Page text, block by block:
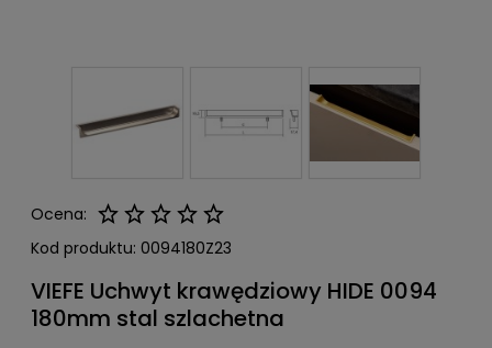
Ocena:
Kod produktu: 0094180Z23
VIEFE Uchwyt krawędziowy HIDE 0094
180mm stal szlachetna